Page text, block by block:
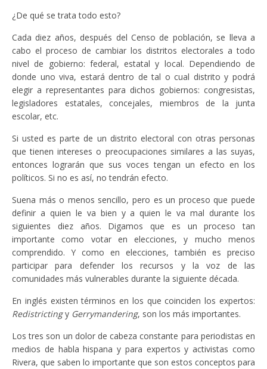
¿De qué se trata todo esto?
Cada diez años, después del Censo de población, se lleva a
cabo el proceso de cambiar los distritos electorales a todo
nivel de gobierno: federal, estatal y local. Dependiendo de
donde uno viva, estará dentro de tal o cual distrito y podrá
elegir a representantes para dichos gobiernos: congresistas,
legisladores estatales, concejales, miembros de la junta
escolar, etc.
Si usted es parte de un distrito electoral con otras personas
que tienen intereses o preocupaciones similares a las suyas,
entonces lograrán que sus voces tengan un efecto en los
políticos. Si no es así, no tendrán efecto.
Suena más o menos sencillo, pero es un proceso que puede
definir a quien le va bien y a quien le va mal durante los
siguientes diez años. Digamos que es un proceso tan
importante como votar en elecciones, y mucho menos
comprendido. Y como en elecciones, también es preciso
participar para defender los recursos y la voz de las
comunidades más vulnerables durante la siguiente década.
En inglés existen términos en los que coinciden los expertos:
Redistrictingy Gerrymandering, son los más importantes.
Los tres son un dolor de cabeza constante para periodistas en
medios de habla hispana y para expertos y activistas como
Rivera, que saben lo importante que son estos conceptos para